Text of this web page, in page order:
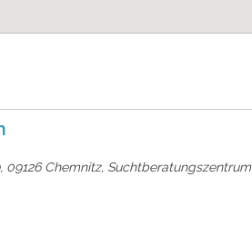
09126 Chemnitz, Suchtberatungszentrum